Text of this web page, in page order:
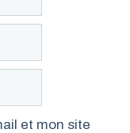
et mon site